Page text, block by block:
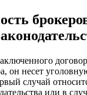
он несет
случай
или в